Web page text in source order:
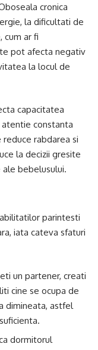
cronica
la dificultati de
cum ar fi
pot afecta negativ
la locul de
capacitatea
constanta
rabdarea si
la decizii gresite
bebelusului.
parintesti
iata cateva sfaturi
un partener, creati
cine se ocupa de
dimineata, astfel
dormitorul